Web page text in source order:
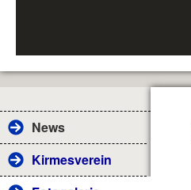
News
Kirmesverein